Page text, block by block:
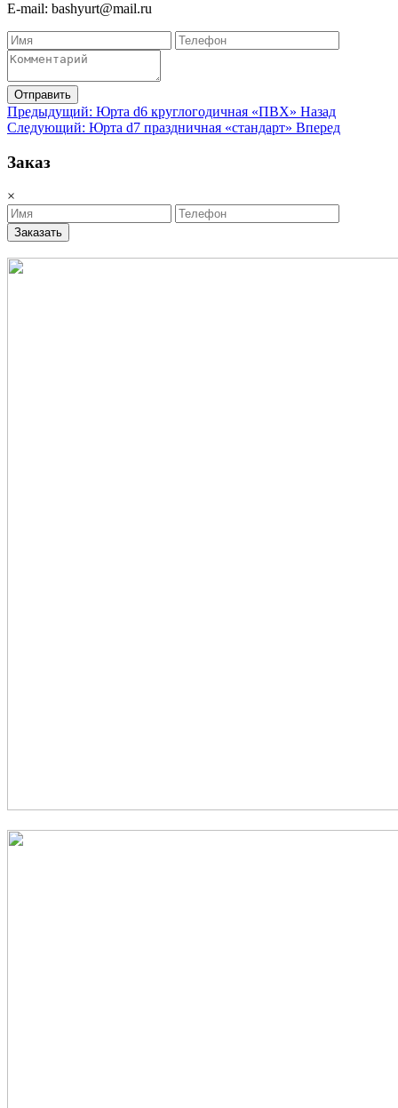
E-mail: bashyurt@mail.ru
Отправить
Предыдущий: Юрта d6 круглогодичная «ПВХ» Назад
Следующий: Юрта d7 праздничная «cтандарт» Вперед
Заказ
×
Заказать